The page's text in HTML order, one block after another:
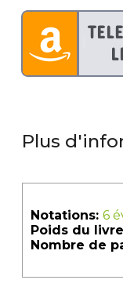
Plus
Notations: 6
Poids du
Nombre de